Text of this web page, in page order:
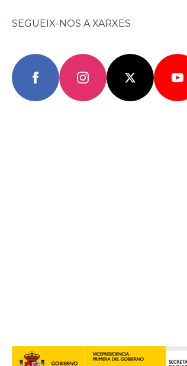
SEGUEIX-NOS A XARXES